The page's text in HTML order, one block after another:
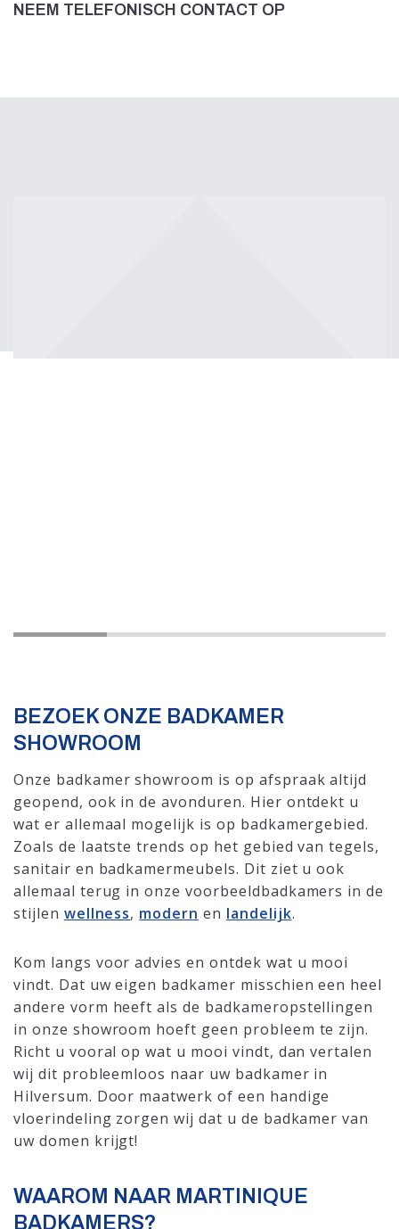
NEEM TELEFONISCH CONTACT OP
BEZOEK ONZE BADKAMER
SHOWROOM
Onze badkamer showroom is op afspraak altijd
geopend, ook in de avonduren. Hier ontdekt u
wat er allemaal mogelijk is op badkamergebied.
Zoals de laatste trends op het gebied van tegels,
sanitair en badkamermeubels. Dit ziet u ook
allemaal terug in onze voorbeeldbadkamers in de
stijlen wellness, modern en landelijk.
Kom langs voor advies en ontdek wat u mooi
vindt. Dat uw eigen badkamer misschien een heel
andere vorm heeft als de badkameropstellingen
in onze showroom hoeft geen probleem te zijn.
Richt u vooral op wat u mooi vindt, dan vertalen
wij dit probleemloos naar uw badkamer in
Hilversum. Door maatwerk of een handige
vloerindeling zorgen wij dat u de badkamer van
uw domen krijgt!
WAAROM NAAR MARTINIQUE
BADKAMERS?